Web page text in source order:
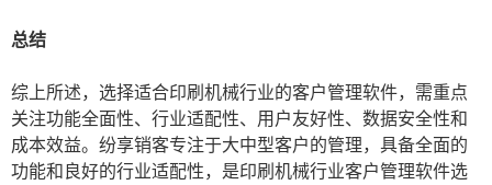
总结
综上所述，选择适合印刷机械行业的客户管理软件，需重点
关注功能全面性、行业适配性、用户友好性、数据安全性和
成本效益。纷享销客专注于大中型客户的管理，具备全面的
功能和良好的行业适配性，是印刷机械行业客户管理软件选